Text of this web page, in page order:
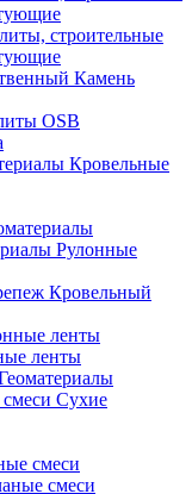
строительные
Камень
OSB
Кровельные
Рулонные
Кровельный
ленты
Сухие
смеси